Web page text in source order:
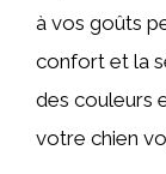
à vos goûts
confort et la
des couleurs
votre chien